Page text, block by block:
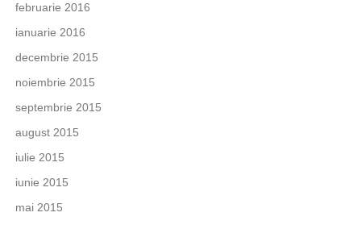
februarie 2016
ianuarie 2016
decembrie 2015
noiembrie 2015
septembrie 2015
august 2015
iulie 2015
iunie 2015
mai 2015